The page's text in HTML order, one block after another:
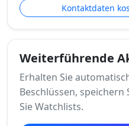
Kontaktdaten
Weiterführende
Erhalten Sie
Beschlüssen, speichern
Sie Watchlists.